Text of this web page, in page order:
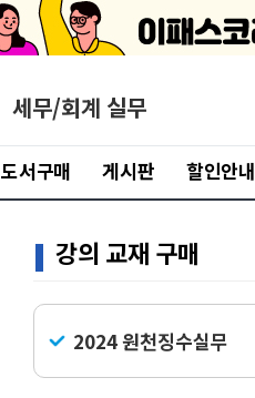
세무/회계 실무
도서구매 게시판 할인안내
강의 교재 구매
2024 원천징수실무